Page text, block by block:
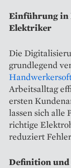
Einführung in
Elektriker
Die
grundlegend
Arbeitsalltag
ersten
lassen sich alle
richtige
reduziert
Definition